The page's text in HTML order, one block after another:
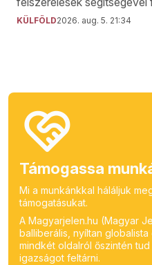
KÜLFÖLD2026. aug. 5. 21:34
Támogassa
Mi a munkánkkal háláljuk
támogatásukat.
A Magyarjelen.hu (Magyar
balliberális, nyíltan
mindkét oldalról őszintén
igazságot feltárni.